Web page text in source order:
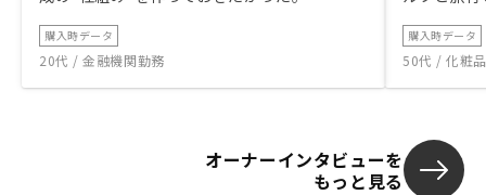
購入時データ
20代 / 金融機関勤務
購入時データ
50代 / 化粧
オーナーインタビューを
もっと見る